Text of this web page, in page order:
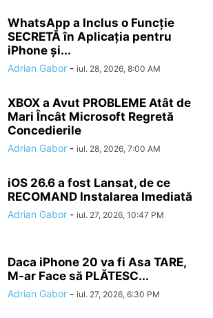
WhatsApp a Inclus o Funcție
SECRETĂ în Aplicația pentru
iPhone și...
Adrian Gabor - iul. 28, 2026, 8:00 AM
XBOX a Avut PROBLEME Atât de
Mari Încât Microsoft Regretă
Concedierile
Adrian Gabor - iul. 28, 2026, 7:00 AM
iOS 26.6 a fost Lansat, de ce
RECOMAND Instalarea Imediată
Adrian Gabor - iul. 27, 2026, 10:47 PM
Daca iPhone 20 va fi Asa TARE,
M-ar Face să PLĂTESC...
Adrian Gabor - iul. 27, 2026, 6:30 PM